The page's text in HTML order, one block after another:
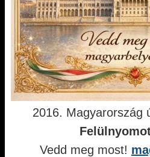
2016. Magyarország
Vedd meg most!